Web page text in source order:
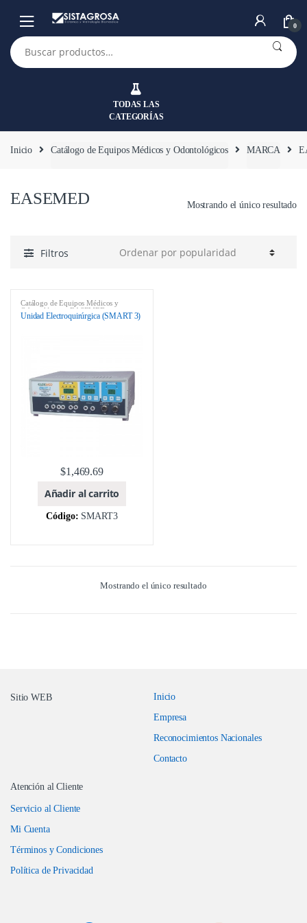
navegación
contenido
0
Buscar
por:
TODAS LAS
CATEGORÍAS
Inicio Catálogo de Equipos Médicos y Odontológicos MARCA
EASEMED Mostrando el único resultado
Filtros
Catálogo de Equipos Médicos y
Odontológicos
EASEMED
ELECTROCIRUGIA,EQUIPOS
Unidad Electroquirúrgica (SMART 3)
$1,469.69
Añadir al carrito
Código: SMART3
Mostrando el único resultado
Sitio WEB
Inicio
Empresa
Reconocimientos Nacionales
Contacto
Atención al Cliente
Servicio al Cliente
Mi Cuenta
Términos y Condiciones
Política de Privacidad